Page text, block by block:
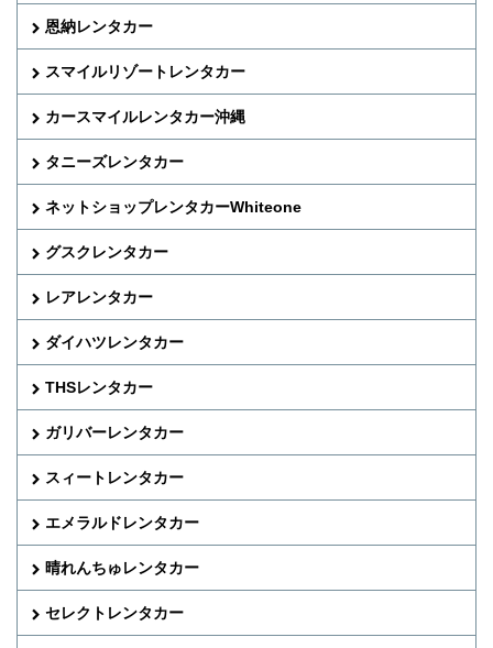
恩納レンタカー
スマイルリゾートレンタカー
カースマイルレンタカー沖縄
タニーズレンタカー
ネットショップレンタカーWhiteone
グスクレンタカー
レアレンタカー
ダイハツレンタカー
THSレンタカー
ガリバーレンタカー
スィートレンタカー
エメラルドレンタカー
晴れんちゅレンタカー
セレクトレンタカー